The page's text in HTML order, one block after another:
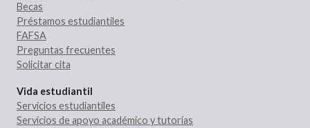
Becas
Préstamos estudiantiles
FAFSA
Preguntas frecuentes
Solicitar cita
Vida estudiantil
Servicios estudiantiles
Servicios de apoyo académico y tutorías